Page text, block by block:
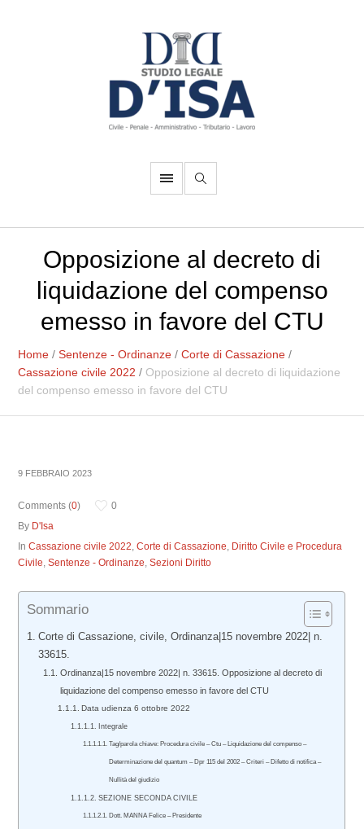
Opposizione al decreto di
liquidazione del compenso
emesso in favore del CTU
Home /Sentenze - Ordinanze /Corte di Cassazione /
Cassazione civile 2022 / Opposizione al decreto di liquidazione
del compenso emesso in favore del CTU
9 FEBBRAIO 2023
Comments (0)
0
By D'Isa
InCassazione civile 2022,Corte di Cassazione, Diritto Civile e Procedura
Civile,Sentenze - Ordinanze,Sezioni Diritto
Sommario
Corte di Cassazione, civile, Ordinanza|15 novembre 2022| n.
33615.
Ordinanza|15 novembre 2022| n. 33615. Opposizione al decreto di
liquidazione del compenso emesso in favore del CTU
Data udienza 6 ottobre 2022
Integrale
Tag/parola chiave: Procedura civile – Ctu – Liquidazione del compenso –
Determinazione del quantum – Dpr 115 del 2002 – Criteri – Difetto di notifica –
Nullità del giudizio
SEZIONE SECONDA CIVILE
Dott. MANNA Felice – Presidente